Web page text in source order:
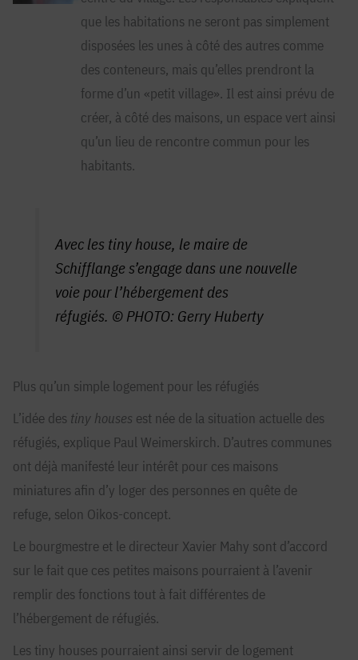
que les habitations ne seront pas simplement
disposées les unes à côté des autres comme
des conteneurs, mais qu’elles prendront la
forme d’un «petit village». Il est ainsi prévu de
créer, à côté des maisons, un espace vert ainsi
qu’un lieu de rencontre commun pour les
habitants.
Avec les tiny house, le maire de
Schifflange s’engage dans une nouvelle
voie pour l’hébergement des
réfugiés. © PHOTO: Gerry Huberty
Plus qu’un simple logement pour les réfugiés
L’idée des tiny houses est née de la situation actuelle des
réfugiés, explique Paul Weimerskirch. D’autres communes
ont déjà manifesté leur intérêt pour ces maisons
miniatures afin d’y loger des personnes en quête de
refuge, selon Oikos-concept.
Le bourgmestre et le directeur Xavier Mahy sont d’accord
sur le fait que ces petites maisons pourraient à l’avenir
remplir des fonctions tout à fait différentes de
l’hébergement de réfugiés.
Les tiny houses pourraient ainsi servir de logement